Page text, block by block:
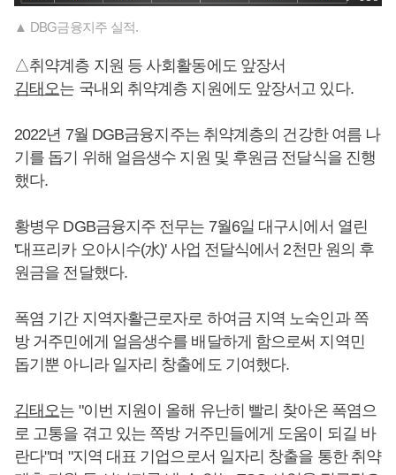
▲ DBG금융지주 실적.
△취약계층 지원 등 사회활동에도 앞장서
김태오는 국내외 취약계층 지원에도 앞장서고 있다.
2022년 7월 DGB금융지주는 취약계층의 건강한 여름 나
기를 돕기 위해 얼음생수 지원 및 후원금 전달식을 진행
했다.
황병우 DGB금융지주 전무는 7월6일 대구시에서 열린
'대프리카 오아시수(水)' 사업 전달식에서 2천만 원의 후
원금을 전달했다.
폭염 기간 지역자활근로자로 하여금 지역 노숙인과 쪽
방 거주민에게 얼음생수를 배달하게 함으로써 지역민
돕기뿐 아니라 일자리 창출에도 기여했다.
김태오는 "이번 지원이 올해 유난히 빨리 찾아온 폭염으
로 고통을 겪고 있는 쪽방 거주민들에게 도움이 되길 바
란다"며 "지역 대표 기업으로서 일자리 창출을 통한 취약